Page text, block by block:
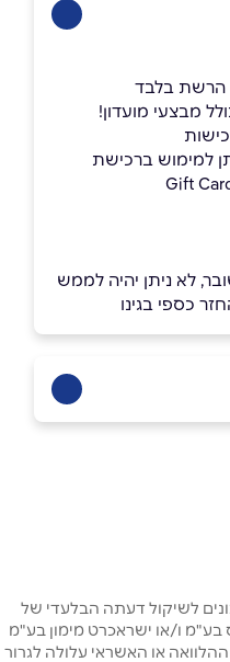
הרשת בלבד
מבצעי מועדון!
למימוש ברכישת
לא ניתן יהיה לממש
כספי בגינו
לשיקול דעתה הבלעדי של
ו/או ישראכרט מימון בע"מ
או האשראי עלולה לגרור